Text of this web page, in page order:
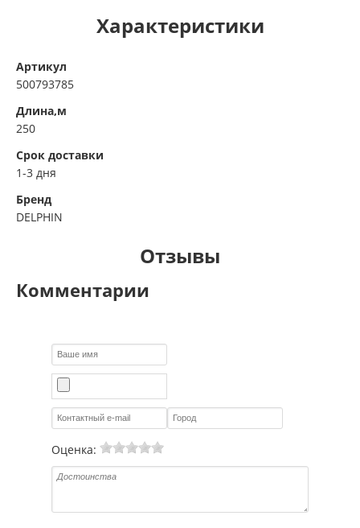
Характеристики
Артикул
500793785
Длина,м
250
Срок доставки
1-3 дня
Бренд
DELPHIN
Отзывы
Комментарии
Оценка: